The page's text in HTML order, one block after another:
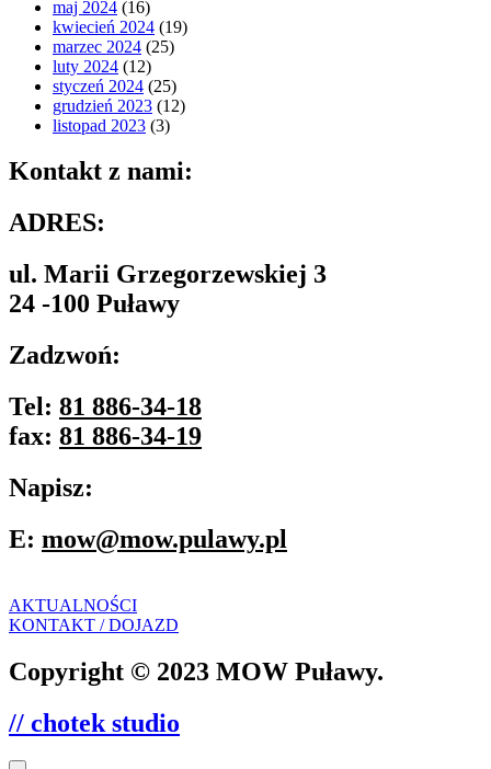
maj 2024 (16)
kwiecień 2024 (19)
marzec 2024 (25)
luty 2024 (12)
styczeń 2024 (25)
grudzień 2023 (12)
listopad 2023 (3)
Kontakt z nami:
ADRES:
ul. Marii Grzegorzewskiej 3
24 -100 Puławy
Zadzwoń:
Tel: 81 886-34-18
fax: 81 886-34-19
Napisz:
E: mow@mow.pulawy.pl
AKTUALNOŚCI
KONTAKT / DOJAZD
Copyright © 2023 MOW Puławy.
// chotek studio